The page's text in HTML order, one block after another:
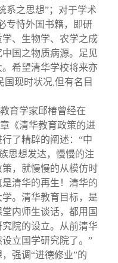
系之思想”；对于学术
专恃外国书籍，即研
、生物学、农学之成
国之物质病源。足见
希望清华学校将来亦
国现时状况,但有名目
育学家邱椿曾经在
《清华教育政策的进
了精辟的阐述：“中
思想发达，慢慢的注
，就慢慢的从模仿时
清华的再生！清华的
。清华教育目标，是
内师生谈话，都用国
院的设立。从前清华
立国学研究院了。”
强调“进德修业”的